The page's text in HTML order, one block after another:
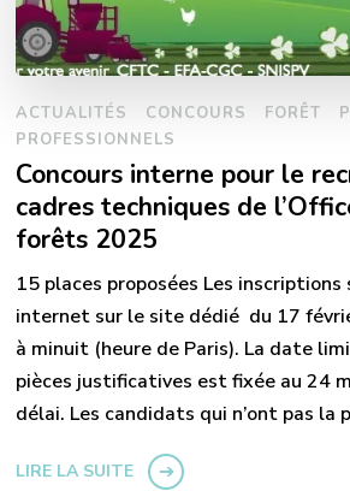
ACTUALITÉS CONCOURS FORÊT
PROFESSIONNELS
Concours interne pour le
cadres techniques de
forêts 2025
15 places proposées Les
internet sur le site dédié du 17
à minuit (heure de Paris). La date
pièces justificatives est fixée au 24
délai. Les candidats qui n’ont pas la
LIRE LA SUITE